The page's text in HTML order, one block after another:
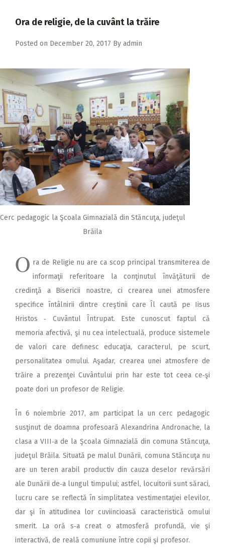
2017
2016
2014
2013
2012
2011
2010
2009
Ora de religie, de la cuvânt la trăire
Posted on December 20, 2017 By admin
Cerc pedagogic la Şcoala Gimnazială din Stăncuţa, judeţul
Brăila
O ra de Religie nu are ca scop principal transmiterea de
informaţii referitoare la conţinutul învăţăturii de
credinţă a Bisericii noastre, ci crearea unei atmosfere
specifice întâlnirii dintre creştinii care Îl caută pe Iisus
Hristos ‑ Cuvântul Întrupat. Este cunoscut faptul că
memoria afectivă, şi nu cea intelectuală, produce sistemele
de valori care definesc educaţia, caracterul, pe scurt,
personalitatea omului. Aşadar, crearea unei atmosfere de
trăire a prezenţei Cuvântului prin har este tot ceea ce‑şi
poate dori un profesor de Religie.
În 6 noiembrie 2017, am participat la un cerc pedagogic
susţinut de doamna profesoară Alexandrina Andronache, la
clasa a VIII‑a de la Şcoala Gimnazială din comuna Stăncuţa,
judeţul Brăila. Situată pe malul Dunării, comuna Stăncuţa nu
are un teren arabil productiv din cauza deselor revărsări
ale Dunării de‑a lungul timpului; astfel, locuitorii sunt săraci,
lucru care se reflectă în simplitatea vestimentaţiei elevilor,
dar şi în atitudinea lor cuviincioasă caracteristică omului
smerit. La oră s‑a creat o atmosferă profundă, vie şi
interactivă, de reală comuniune între copii şi profesor.